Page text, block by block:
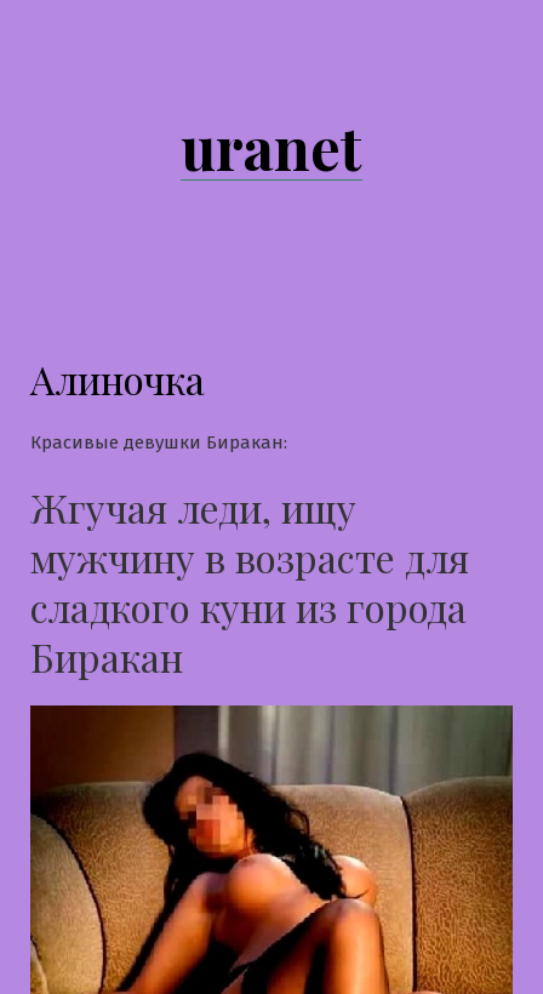
uranet
Алиночка
Красивые девушки Биракан:
Жгучая леди, ищу
мужчину в возрасте для
сладкого куни из города
Биракан